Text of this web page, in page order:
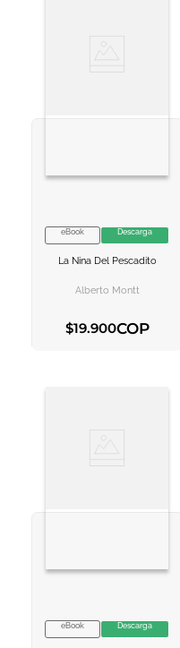
VER INFORMACION
eBook Descarga
La Nina Del Pescadito
Alberto Montt
$19.900COP
VER INFORMACION
eBook Descarga